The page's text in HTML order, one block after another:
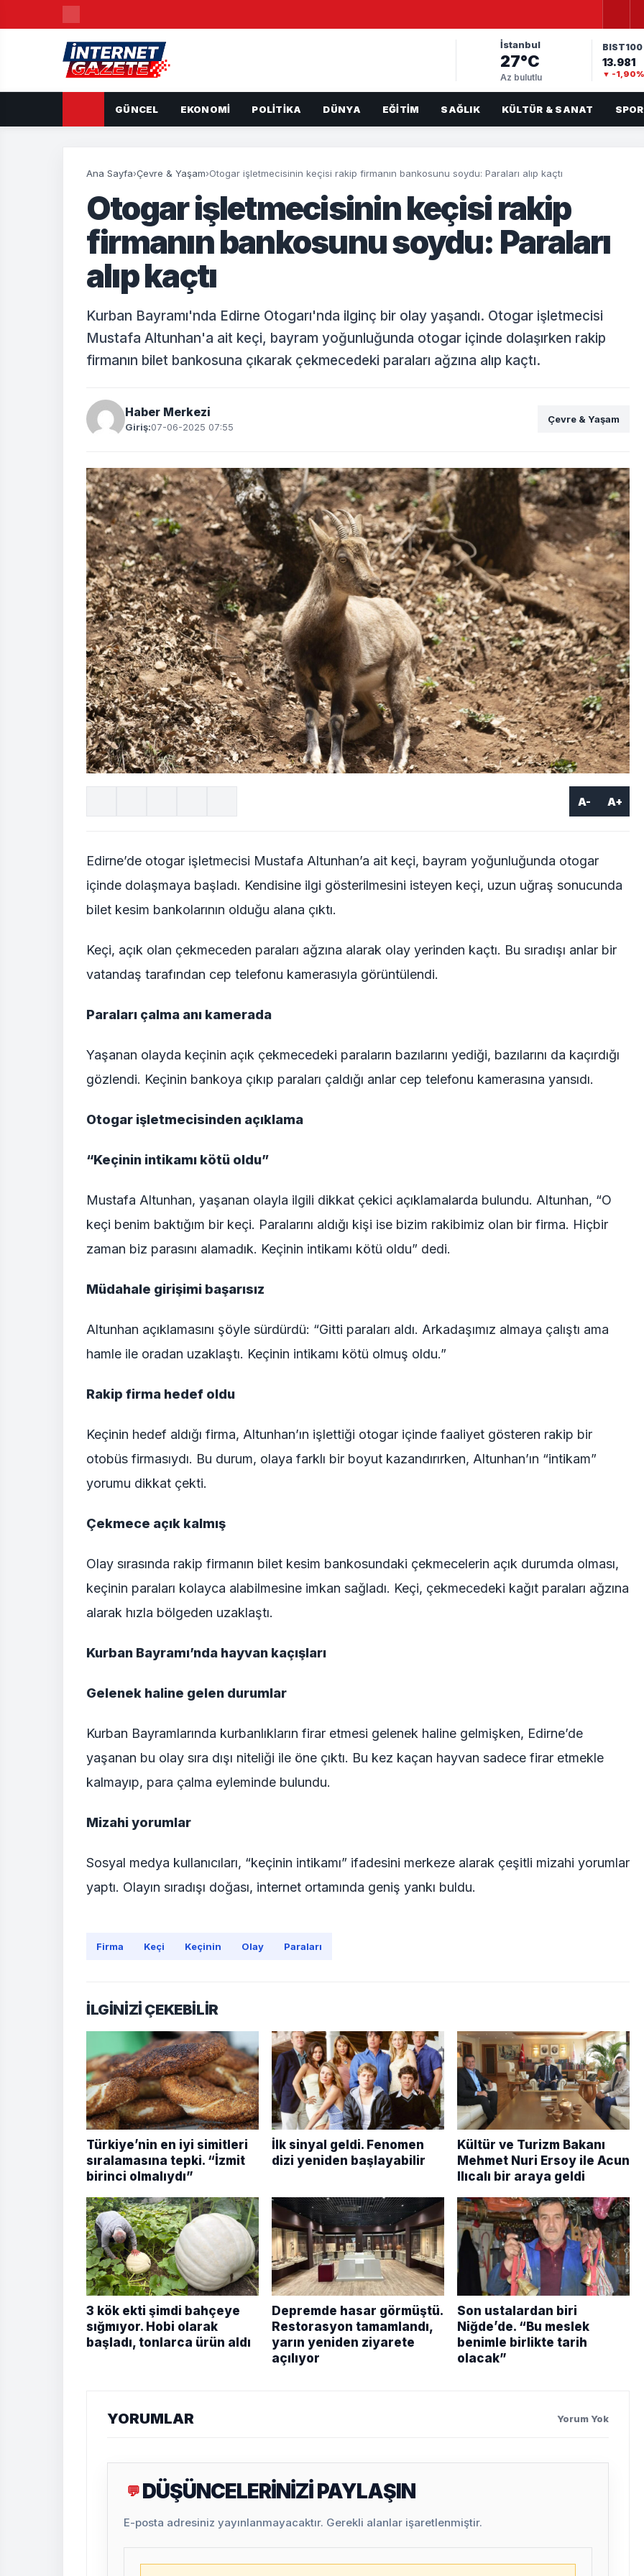
İstanbul
27°C
Az bulutlu
BIST100
13.981
▼ -1,90%
GÜNCEL EKONOMI POLITIKA DÜNYA EĞITIM SAĞLIK KÜLTÜR & SANAT SPOR
Ana Sayfa›Çevre & Yaşam›Otogar işletmecisinin keçisi rakip firmanın bankosunu soydu: Paraları alıp kaçtı
Otogar işletmecisinin keçisi rakip
firmanın bankosunu soydu: Paraları
alıp kaçtı
Kurban Bayramı'nda Edirne Otogarı'nda ilginç bir olay yaşandı. Otogar işletmecisi
Mustafa Altunhan'a ait keçi, bayram yoğunluğunda otogar içinde dolaşırken rakip
firmanın bilet bankosuna çıkarak çekmecedeki paraları ağzına alıp kaçtı.
Haber Merkezi
Giriş:07-06-2025 07:55
Çevre & Yaşam
A- A+
Edirne’de otogar işletmecisi Mustafa Altunhan’a ait keçi, bayram yoğunluğunda otogar
içinde dolaşmaya başladı. Kendisine ilgi gösterilmesini isteyen keçi, uzun uğraş sonucunda
bilet kesim bankolarının olduğu alana çıktı.
Keçi, açık olan çekmeceden paraları ağzına alarak olay yerinden kaçtı. Bu sıradışı anlar bir
vatandaş tarafından cep telefonu kamerasıyla görüntülendi.
Paraları çalma anı kamerada
Yaşanan olayda keçinin açık çekmecedeki paraların bazılarını yediği, bazılarını da kaçırdığı
gözlendi. Keçinin bankoya çıkıp paraları çaldığı anlar cep telefonu kamerasına yansıdı.
Otogar işletmecisinden açıklama
“Keçinin intikamı kötü oldu”
Mustafa Altunhan, yaşanan olayla ilgili dikkat çekici açıklamalarda bulundu. Altunhan, “O
keçi benim baktığım bir keçi. Paralarını aldığı kişi ise bizim rakibimiz olan bir firma. Hiçbir
zaman biz parasını alamadık. Keçinin intikamı kötü oldu” dedi.
Müdahale girişimi başarısız
Altunhan açıklamasını şöyle sürdürdü: “Gitti paraları aldı. Arkadaşımız almaya çalıştı ama
hamle ile oradan uzaklaştı. Keçinin intikamı kötü olmuş oldu.”
Rakip firma hedef oldu
Keçinin hedef aldığı firma, Altunhan’ın işlettiği otogar içinde faaliyet gösteren rakip bir
otobüs firmasıydı. Bu durum, olaya farklı bir boyut kazandırırken, Altunhan’ın “intikam”
yorumu dikkat çekti.
Çekmece açık kalmış
Olay sırasında rakip firmanın bilet kesim bankosundaki çekmecelerin açık durumda olması,
keçinin paraları kolayca alabilmesine imkan sağladı. Keçi, çekmecedeki kağıt paraları ağzına
alarak hızla bölgeden uzaklaştı.
Kurban Bayramı’nda hayvan kaçışları
Gelenek haline gelen durumlar
Kurban Bayramlarında kurbanlıkların firar etmesi gelenek haline gelmişken, Edirne’de
yaşanan bu olay sıra dışı niteliği ile öne çıktı. Bu kez kaçan hayvan sadece firar etmekle
kalmayıp, para çalma eyleminde bulundu.
Mizahi yorumlar
Sosyal medya kullanıcıları, “keçinin intikamı” ifadesini merkeze alarak çeşitli mizahi yorumlar
yaptı. Olayın sıradışı doğası, internet ortamında geniş yankı buldu.
Firma Keçi Keçinin Olay Paraları
İLGİNİZİ ÇEKEBİLİR
Türkiye’nin en iyi simitleri
sıralamasına tepki. “İzmit
birinci olmalıydı”
İlk sinyal geldi. Fenomen
dizi yeniden başlayabilir
Kültür ve Turizm Bakanı
Mehmet Nuri Ersoy ile Acun
Ilıcalı bir araya geldi
3 kök ekti şimdi bahçeye
sığmıyor. Hobi olarak
başladı, tonlarca ürün aldı
Depremde hasar görmüştü.
Restorasyon tamamlandı,
yarın yeniden ziyarete
açılıyor
Son ustalardan biri
Niğde’de. “Bu meslek
benimle birlikte tarih
olacak”
YORUMLAR Yorum Yok
💬 DÜŞÜNCELERİNİZİ PAYLAŞIN
E-posta adresiniz yayınlanmayacaktır. Gerekli alanlar işaretlenmiştir.